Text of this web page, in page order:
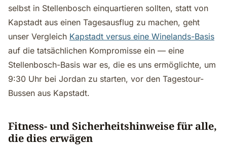
selbst in Stellenbosch einquartieren sollten, statt von
Kapstadt aus einen Tagesausflug zu machen, geht
unser Vergleich Kapstadt versus eine Winelands-Basis
auf die tatsächlichen Kompromisse ein — eine
Stellenbosch-Basis war es, die es uns ermöglichte, um
9:30 Uhr bei Jordan zu starten, vor den Tagestour-
Bussen aus Kapstadt.
Fitness- und Sicherheitshinweise für alle,
die dies erwägen